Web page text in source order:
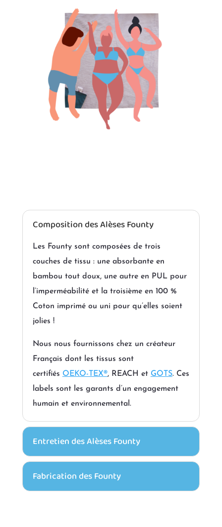
Composition des Alèses Founty
Les Founty sont composées de trois
couches de tissu : une absorbante en
bambou tout doux, une autre en PUL pour
l’imperméabilité et la troisième en 100 %
Coton imprimé ou uni pour qu’elles soient
jolies !
Nous nous fournissons chez un créateur
Français dont les tissus sont
certifiés OEKO-TEX®, REACH et GOTS. Ces
labels sont les garants d’un engagement
humain et environnemental.
Entretien des Alèses Founty
Fabrication des Founty